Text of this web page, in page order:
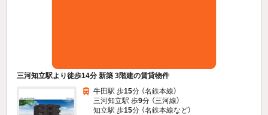
三河知立駅より徒歩14分 新築 3階建の賃貸物件
牛田駅 歩15分 （名鉄本線）
三河知立駅 歩9分 （三河線）
知立駅 歩15分 （名鉄本線など）